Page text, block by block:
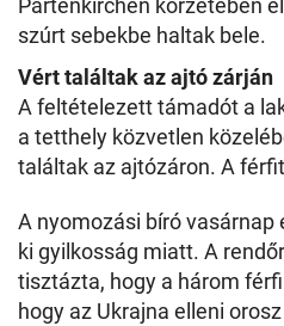
Partenkirchen körzetében
szúrt sebekbe haltak bele.
Vért találtak az ajtó zárján
A feltételezett támadót a
a tetthely közvetlen
találtak az ajtózáron. A
A nyomozási bíró
ki gyilkosság miatt. A
tisztázta, hogy a három
hogy az Ukrajna elleni